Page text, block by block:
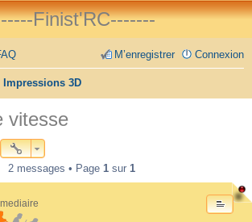
Finist'RC-------
Connexion
M’enregistrer
Impressions 3D
vitesse
2 messages • Page 1 sur 1